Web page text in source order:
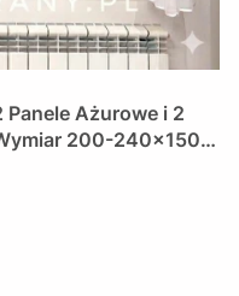
Ażurowe i 2
200-240x150